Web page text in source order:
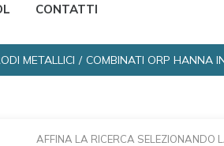
CONTATTI
METALLICI COMBINATI ORP HANNA
AFFINA LA RICERCA SELEZIONANDO